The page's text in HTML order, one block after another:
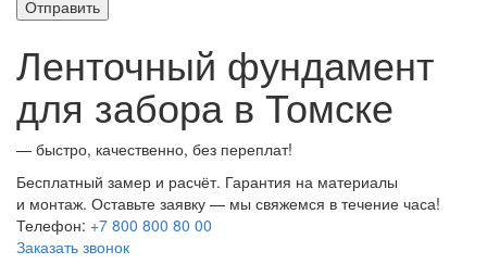
Ленточный фундамент
для забора в Томске
— быстро, качественно, без переплат!
Бесплатный замер и расчёт. Гарантия на материалы
и монтаж. Оставьте заявку — мы свяжемся в течение часа!
Телефон: +7 800 800 80 00
Заказать звонок